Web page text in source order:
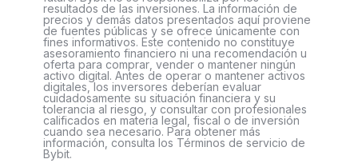
resultados de las inversiones. La información de
precios y demás datos presentados aquí proviene
de fuentes públicas y se ofrece únicamente con
fines informativos. Este contenido no constituye
asesoramiento financiero ni una recomendación u
oferta para comprar, vender o mantener ningún
activo digital. Antes de operar o mantener activos
digitales, los inversores deberían evaluar
cuidadosamente su situación financiera y su
tolerancia al riesgo, y consultar con profesionales
calificados en materia legal, fiscal o de inversión
cuando sea necesario. Para obtener más
información, consulta los Términos de servicio de
Bybit.